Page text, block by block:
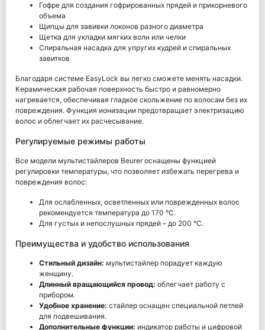
Гофре для создания гофрированных прядей и прикорневого
объема
Щипцы для завивки локонов разного диаметра
Щетка для укладки мягких волн или челки
Спиральная насадка для упругих кудрей и спиральных
завитков
Благодаря системе EasyLock вы легко сможете менять насадки.
Керамическая рабочая поверхность быстро и равномерно
нагревается, обеспечивая гладкое скольжение по волосам без их
повреждения. Функция ионизации предотвращает электризацию
волос и облегчает их расчесывание.
Регулируемые режимы работы
Все модели мультистайлеров Beurer оснащены функцией
регулировки температуры, что позволяет избежать перегрева и
повреждения волос:
Для ослабленных, осветленных или поврежденных волос
рекомендуется температура до 170 °С.
Для густых и непослушных прядей – до 200 °С.
Преимущества и удобство использования
Стильный дизайн: мультистайлер порадует каждую
женщину.
Длинный вращающийся провод: облегчает работу с
прибором.
Удобное хранение: стайлер оснащен специальной петлей
для подвешивания.
Дополнительные функции: индикатор работы и цифровой